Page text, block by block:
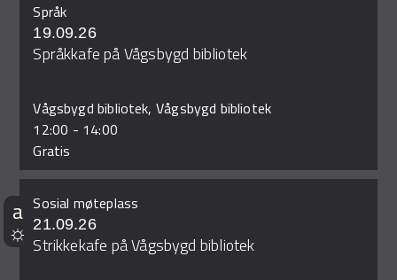
Språk
19.09.26
Språkkafe på Vågsbygd bibliotek
Vågsbygd bibliotek, Vågsbygd bibliotek
12:00 - 14:00
Gratis
Sosial møteplass
21.09.26
Strikkekafe på Vågsbygd bibliotek